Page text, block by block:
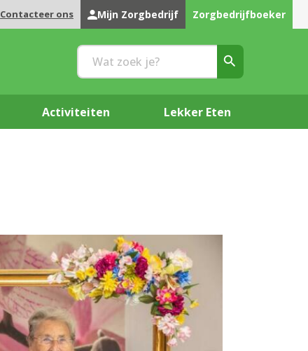
Contacteer ons Mijn Zorgbedrijf Zorgbedrijfboeker
Activiteiten Lekker Eten